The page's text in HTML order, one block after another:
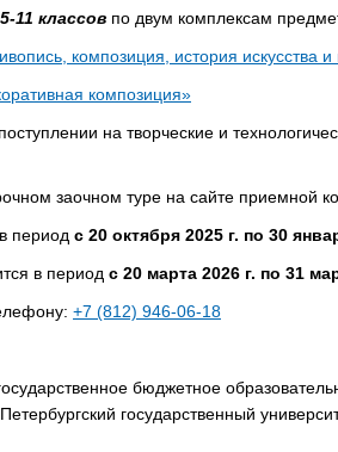
11 классов по двум комплексам
композиция, история искусства и
композиция»
на творческие и
заочном туре на сайте приемной
период с 20 октября 2025 г. по 30
в период с 20 марта 2026 г. по 31
+7 (812) 946-06-18
бюджетное
государственный